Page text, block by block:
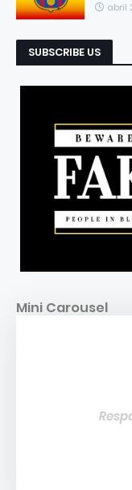
abril
SUBSCRIBE US
Mini Carousel